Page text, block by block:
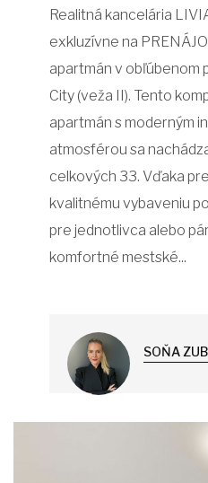
Realitná kancelária
exkluzívne na
apartmán v obľúbenom
City (veža II). Tento
apartmán s moderným
atmosférou sa
celkových 33. Vďaka
kvalitnému vybaveniu
pre jednotlivca alebo
komfortné mestské...
SOŇA